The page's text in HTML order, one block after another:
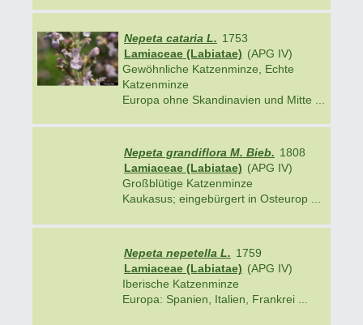
Nepeta cataria L. 1753
Lamiaceae (Labiatae) (APG IV)
Gewöhnliche Katzenminze, Echte
Katzenminze
Europa ohne Skandinavien und Mitte ...
Nepeta grandiflora M. Bieb. 1808
Lamiaceae (Labiatae) (APG IV)
Großblütige Katzenminze
Kaukasus; eingebürgert in Osteurop ...
Nepeta nepetella L. 1759
Lamiaceae (Labiatae) (APG IV)
Iberische Katzenminze
Europa: Spanien, Italien, Frankrei ...